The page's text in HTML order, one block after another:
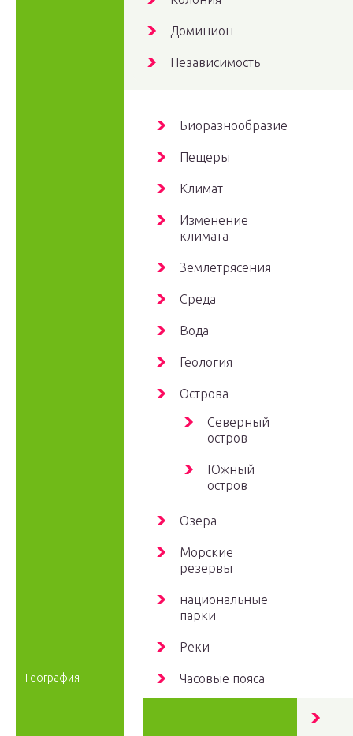
Доминион
Независимость
География
Биоразнообразие
Пещеры
Климат
Изменение
климата
Землетрясения
Среда
Вода
Геология
Острова
Северный
остров
Южный
остров
Озера
Морские
резервы
национальные
парки
Реки
Часовые пояса